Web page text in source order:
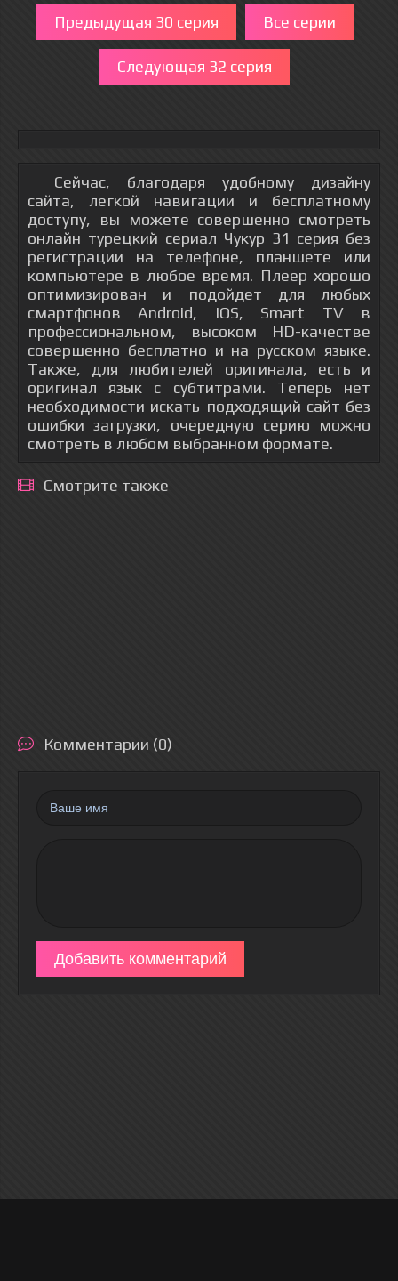
Предыдущая 30 серия Все серии
Следующая 32 серия
Сейчас, благодаря удобному дизайну
сайта, легкой навигации и бесплатному
доступу, вы можете совершенно смотреть
онлайн турецкий сериал Чукур 31 серия без
регистрации на телефоне, планшете или
компьютере в любое время. Плеер хорошо
оптимизирован и подойдет для любых
смартфонов Android, IOS, Smart TV в
профессиональном, высоком HD-качестве
совершенно бесплатно и на русском языке.
Также, для любителей оригинала, есть и
оригинал язык с субтитрами. Теперь нет
необходимости искать подходящий сайт без
ошибки загрузки, очередную серию можно
смотреть в любом выбранном формате.
Смотрите также
Комментарии (0)
Добавить комментарий